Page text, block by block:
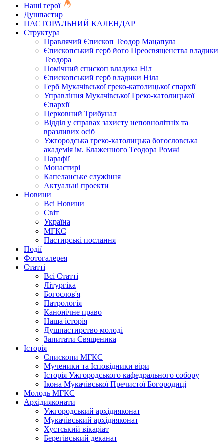
Наші герої
Душпастир
ПАСТОРАЛЬНИЙ КАЛЕНДАР
Структура
Правлячий Єпископ Теодор Мацапула
Єпископський герб його Преосвященства владики
Теодора
Помічний єпископ владика Ніл
Єпископський герб владики Ніла
Герб Мукачівської греко-католицької єпархії
Управління Мукачівської Греко-католицької
Єпархії
Церковний Трибунал
Відділ у справах захисту неповнолітніх та
вразливих осіб
Ужгородська греко-католицька богословська
академія ім. Блаженного Теодора Ромжі
Парафії
Монастирі
Капеланське служіння
Актуальні проекти
Новини
Всі Новини
Світ
Україна
МГКЄ
Пастирські послання
Події
Фотогалерея
Статті
Всі Статті
Літургіка
Богослов'я
Патрологія
Канонічне право
Наша історія
Душпастирство молоді
Запитати Священика
Історія
Єпископи МГКЄ
Мученики та Ісповідники віри
Історія Ужгородського кафедрального собору
Ікона Мукачівської Пречистої Богородиці
Молодь МГКЄ
Архідияконати
Ужгородський архідияконат
Мукачівський архідияконат
Хустський вікаріат
Берегівський деканат